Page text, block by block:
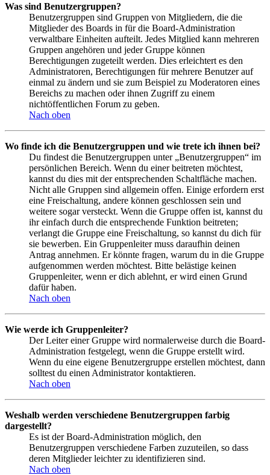
Was sind Benutzergruppen?
Benutzergruppen sind Gruppen von Mitgliedern, die die
Mitglieder des Boards in für die Board-Administration
verwaltbare Einheiten aufteilt. Jedes Mitglied kann mehreren
Gruppen angehören und jeder Gruppe können
Berechtigungen zugeteilt werden. Dies erleichtert es den
Administratoren, Berechtigungen für mehrere Benutzer auf
einmal zu ändern und sie zum Beispiel zu Moderatoren eines
Bereichs zu machen oder ihnen Zugriff zu einem
nichtöffentlichen Forum zu geben.
Nach oben
Wo finde ich die Benutzergruppen und wie trete ich ihnen bei?
Du findest die Benutzergruppen unter „Benutzergruppen“ im
persönlichen Bereich. Wenn du einer beitreten möchtest,
kannst du dies mit der entsprechenden Schaltfläche machen.
Nicht alle Gruppen sind allgemein offen. Einige erfordern erst
eine Freischaltung, andere können geschlossen sein und
weitere sogar versteckt. Wenn die Gruppe offen ist, kannst du
ihr einfach durch die entsprechende Funktion beitreten;
verlangt die Gruppe eine Freischaltung, so kannst du dich für
sie bewerben. Ein Gruppenleiter muss daraufhin deinen
Antrag annehmen. Er könnte fragen, warum du in die Gruppe
aufgenommen werden möchtest. Bitte belästige keinen
Gruppenleiter, wenn er dich ablehnt, er wird einen Grund
dafür haben.
Nach oben
Wie werde ich Gruppenleiter?
Der Leiter einer Gruppe wird normalerweise durch die Board-
Administration festgelegt, wenn die Gruppe erstellt wird.
Wenn du eine eigene Benutzergruppe erstellen möchtest, dann
solltest du einen Administrator kontaktieren.
Nach oben
Weshalb werden verschiedene Benutzergruppen farbig
dargestellt?
Es ist der Board-Administration möglich, den
Benutzergruppen verschiedene Farben zuzuteilen, so dass
deren Mitglieder leichter zu identifizieren sind.
Nach oben